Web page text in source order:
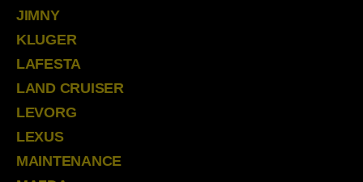
JIMNY
KLUGER
LAFESTA
LAND CRUISER
LEVORG
LEXUS
MAINTENANCE